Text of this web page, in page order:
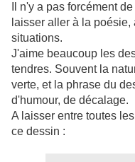
Il n'y a pas forcément
laisser aller à la
situations.
J'aime beaucoup les
tendres. Souvent la
verte, et la phrase du
d'humour, de décalage.
A laisser entre toutes
ce dessin :